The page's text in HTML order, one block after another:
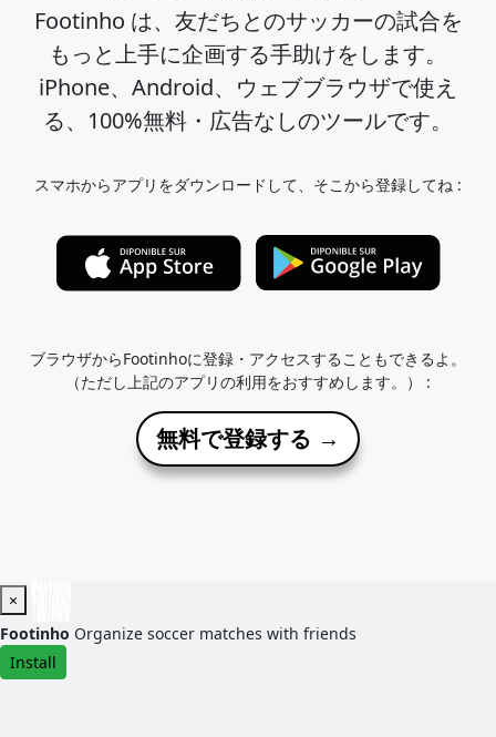
Footinho は、友だちとのサッカーの試合を
もっと上手に企画する手助けをします。
iPhone、Android、ウェブブラウザで使え
る、100%無料・広告なしのツールです。
スマホからアプリをダウンロードして、そこから登録してね :
ブラウザからFootinhoに登録・アクセスすることもできるよ。
（ただし上記のアプリの利用をおすすめします。） :
無料で登録する →
×
Footinho Organize soccer matches with friends
Install